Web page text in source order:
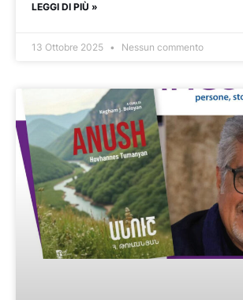
LEGGI DI PIÙ »
13 Ottobre 2025 Nessun commento